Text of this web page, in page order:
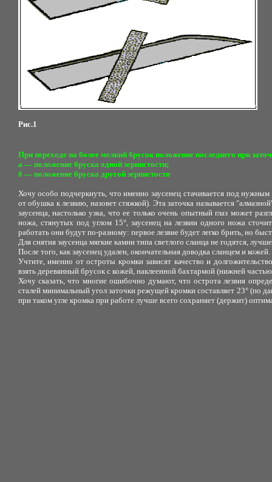
Рис.1
При переходе на более мелкий брусок положение последнего при
а — положение бруска одной зернистости;
б — положение бруска другой зернистости
Хочу особо подчеркнуть, что именно заусенец стачивается под
от обушка к лезвию, назовет стяжкой). Эта заточка называется
заусенца, настолько узка, что ее только очень опытный глаз может
ножа, стянутых под углом 15°, заусенец на лезвии одного ножа
работать они будут по-разному: первое лезвие будет легко брить, но
Для снятия заусенца мягкие камни типа светлого сланца не годятся,
После того, как заусенец удален, окончательная доводка сланцем и кожей.
Учтите, именно от остроты кромки зависят качество и
взять деревянный брусок с кожей, наклеенной бахтармой (нижней
Хочу сказать, что многие ошибочно думают, что острота лезвия
сталей минимальный угол заточки режущей кромки составляет 23°
при таком угле кромка при работе лучше всего сохраняет (держит)